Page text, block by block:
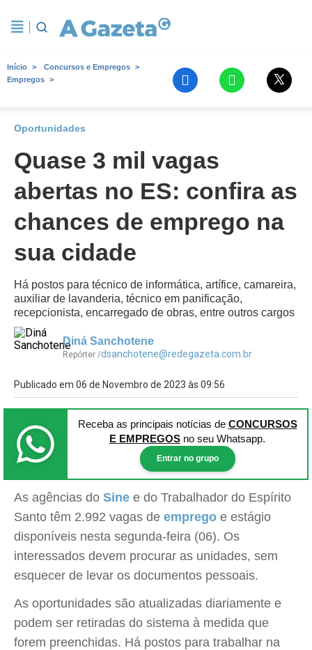
Início
Concursos e Empregos
Empregos
Oportunidades
Quase 3 mil vagas
abertas no ES: confira as
chances de emprego na
sua cidade
Há postos para técnico de informática, artífice, camareira,
auxiliar de lavanderia, técnico em panificação,
recepcionista, encarregado de obras, entre outros cargos
Diná Sanchotene
Repórter /dsanchotene@redegazeta.com.br
Publicado em 06 de Novembro de 2023 às 09:56
Receba as principais notícias de CONCURSOS
E EMPREGOS no seu Whatsapp.
Entrar no grupo
As agências do Sine e do Trabalhador do Espírito
Santo têm 2.992 vagas de emprego e estágio
disponíveis nesta segunda-feira (06). Os
interessados devem procurar as unidades, sem
esquecer de levar os documentos pessoais.
As oportunidades são atualizadas diariamente e
podem ser retiradas do sistema à medida que
forem preenchidas. Há postos para trabalhar na